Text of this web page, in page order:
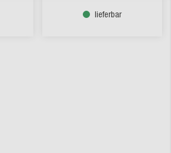
lieferbar